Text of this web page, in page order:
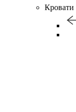
Кровати